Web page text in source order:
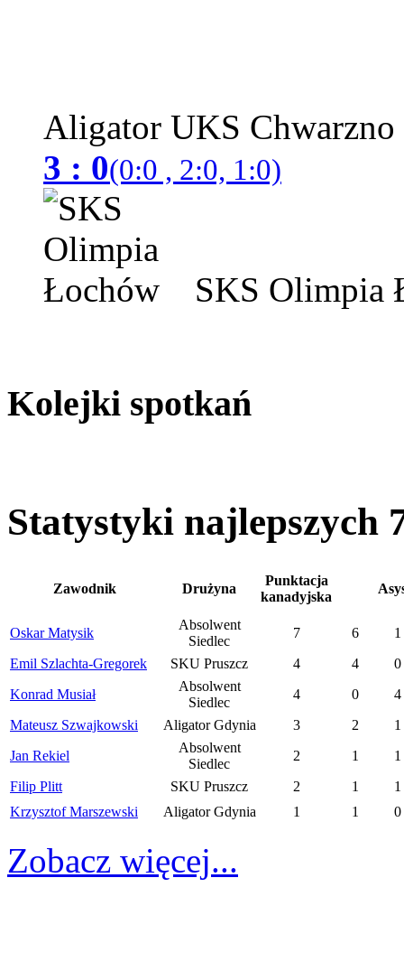
Aligator UKS
3 : 0(0:0 , 2:0, 1:0)
SKS Olimpia
Kolejki spotkań
Statystyki najlepszych
Zawodnik Drużyna
Punktacja
kanadyjska
Oskar Matysik
Absolwent
Siedlec
7 6
1
Emil Szlachta-Gregorek
SKU Pruszcz 4 4
0
Konrad Musiał
Absolwent
Siedlec
4 0
4
Mateusz Szwajkowski
Aligator Gdynia 3 2
1
Jan Rekiel
Absolwent
Siedlec
2 1
1
Filip Plitt
SKU Pruszcz 2 1
1
Krzysztof Marszewski
Aligator Gdynia 1 1 0
Zobacz więcej...